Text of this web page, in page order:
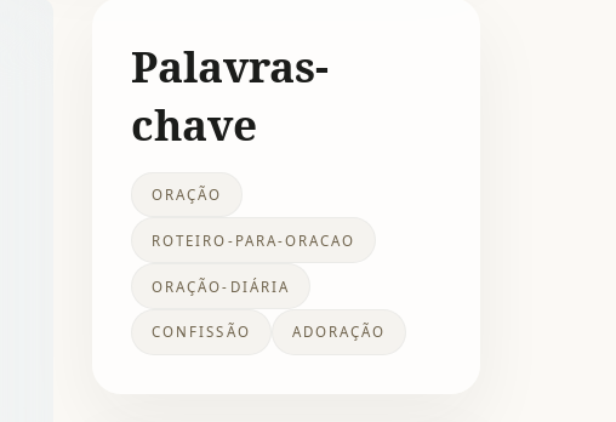
Palavras-
chave
ORAÇÃO
ROTEIRO-PARA-ORACAO
ORAÇÃO-DIÁRIA
CONFISSÃO ADORAÇÃO